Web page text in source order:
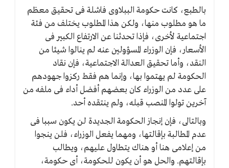
بالطبع، كانت حكومة الببلاوى فاشلة فى تحقيق معظم
ما هو مطلوب منها، ولكن هذا المطلوب يختلف من فئة
اجتماعية لأخرى، فإذا تحدثنا عن الارتفاع الكبير فى
الأسعار، فإن الوزراء المسؤولين عنه لم ينالوا شيئا من
النقد، وأما تحقيق العدالة الاجتماعية، فإن نقاد
الحكومة لم يهتموا بها، وإنما هم فقط ركزوا جهودهم
على عدد من الوزراء كان بعضهم أفضل أداء فى ملفه من
آخرين تولوا المنصب قبله، ولم ينتقده أحد.
وبالتالى، فإن إنجاز الحكومة الجديدة لن يكون سببا فى
عدم المطالبة بإقالتها، ومهما يفعل الوزراء، فلن ينجوا
من إعلامى هنا أو هناك يتطاول عليهم، ويطالب
بإقالتهم. والحل هو أن يكون للحكومة، أى حكومة،